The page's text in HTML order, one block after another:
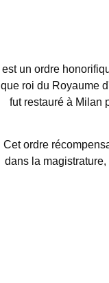
est un ordre
que roi du Royaume
fut restauré à Milan
Cet ordre
dans la